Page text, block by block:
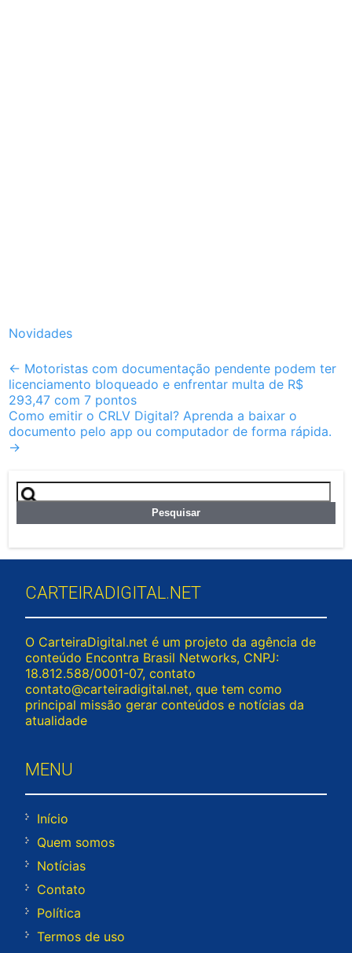
Novidades
Post
navigation
← Motoristas com documentação pendente podem ter
licenciamento bloqueado e enfrentar multa de R$
293,47 com 7 pontos
Como emitir o CRLV Digital? Aprenda a baixar o
documento pelo app ou computador de forma rápida.
→
Pesquisar
por:
CARTEIRADIGITAL.NET
O CarteiraDigital.net é um projeto da agência de
conteúdo Encontra Brasil Networks, CNPJ:
18.812.588/0001-07, contato
contato@carteiradigital.net, que tem como
principal missão gerar conteúdos e notícias da
atualidade
MENU
Início
Quem somos
Notícias
Contato
Política
Termos de uso